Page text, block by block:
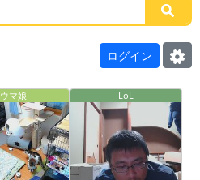
ログイン
ウマ娘 LoL